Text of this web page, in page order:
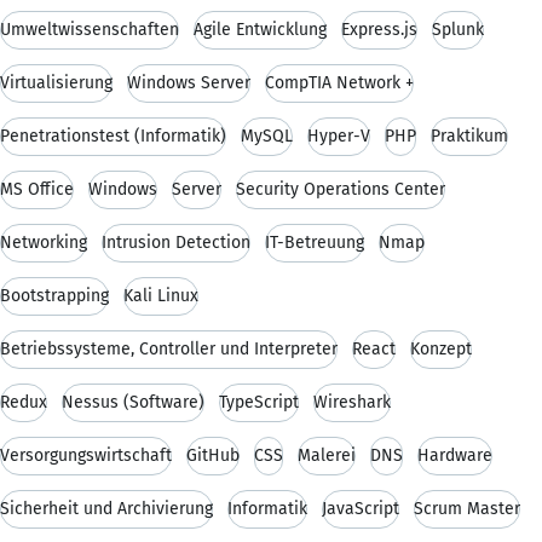
Umweltwissenschaften Agile Entwicklung Express.js Splunk
Virtualisierung Windows Server CompTIA Network +
Penetrationstest (Informatik) MySQL Hyper-V PHP Praktikum
MS Office Windows Server Security Operations Center
Networking Intrusion Detection IT-Betreuung Nmap
Bootstrapping Kali Linux
Betriebssysteme, Controller und Interpreter React Konzept
Redux Nessus (Software) TypeScript Wireshark
Versorgungswirtschaft GitHub CSS Malerei DNS Hardware
Sicherheit und Archivierung Informatik JavaScript Scrum Master